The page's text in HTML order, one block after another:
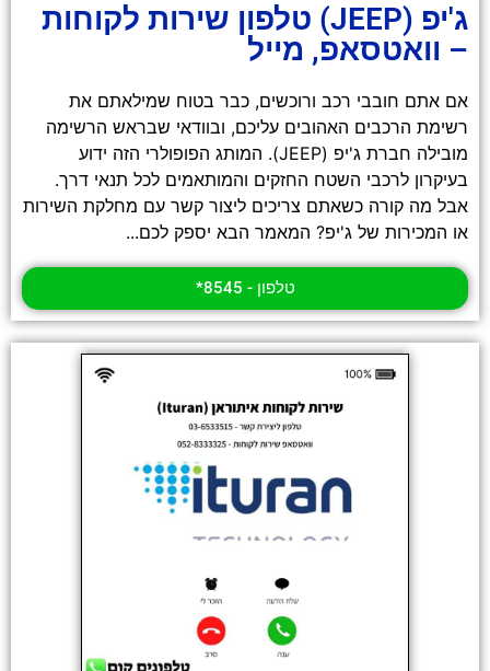
ג'יפ (JEEP) טלפון שירות לקוחות
– וואטסאפ, מייל
אם אתם חובבי רכב ורוכשים, כבר בטוח שמילאתם את
רשימת הרכבים האהובים עליכם, ובוודאי שבראש הרשימה
מובילה חברת ג'יפ (JEEP). המותג הפופולרי הזה ידוע
בעיקרון לרכבי השטח החזקים והמותאמים לכל תנאי דרך.
אבל מה קורה כשאתם צריכים ליצור קשר עם מחלקת השירות
או המכירות של ג'יפ? המאמר הבא יספק לכם...
טלפון - 8545*